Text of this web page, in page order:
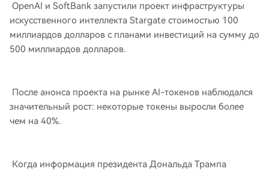
OpenAI и SoftBank запустили проект инфраструктуры
искусственного интеллекта Stargate стоимостью 100
миллиардов долларов с планами инвестиций на сумму до
500 миллиардов долларов.
После анонса проекта на рынке AI-токенов наблюдался
значительный рост: некоторые токены выросли более
чем на 40%.
Когда информация президента Дональда Трампа